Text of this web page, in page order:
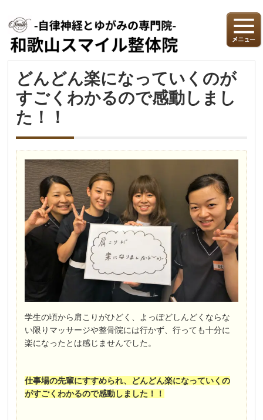
どんどん楽になっていくのが
すごくわかるので感動しまし
た！！
学生の頃から肩こりがひどく、よっぽどしんどくならな
い限りマッサージや整骨院には行かず、行っても十分に
楽になったとは感じませんでした。
仕事場の先輩にすすめられ、どんどん楽になっていくの
がすごくわかるので感動しました！！